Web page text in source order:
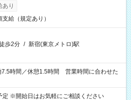
あり
給（規定あり）
歩2分 / 新宿(東京メトロ)駅
定 ※開始日はお気軽にご相談ください